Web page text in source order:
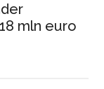
mln euro